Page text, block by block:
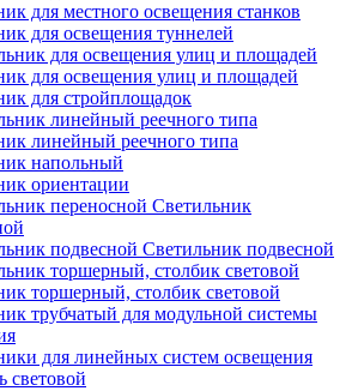
для местного освещения станков
для освещения туннелей
для освещения улиц и площадей
для стройплощадок
линейный реечного типа
напольный
ориентации
Светильник
Светильник подвесной
торшерный, столбик световой
трубчатый для модульной системы
для линейных систем освещения
световой